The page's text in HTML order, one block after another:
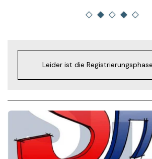
Leider ist die